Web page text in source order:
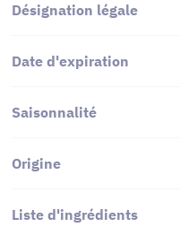
Désignation légale
Date d'expiration
Saisonnalité
Origine
Liste d'ingrédients